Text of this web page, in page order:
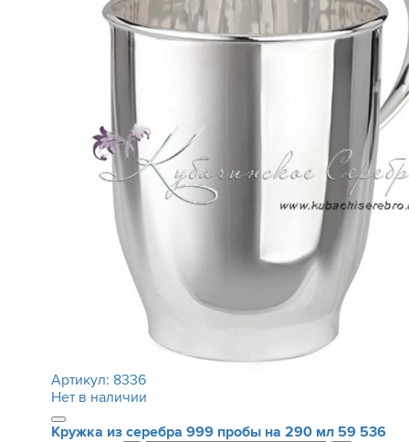
Артикул: 8336
Нет в наличии
Кружка из серебра 999 пробы на 290 мл 59 536